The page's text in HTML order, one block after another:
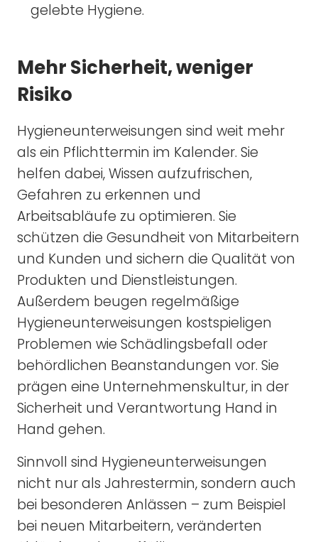
gelebte Hygiene.
Mehr Sicherheit, weniger
Risiko
Hygieneunterweisungen sind weit mehr
als ein Pflichttermin im Kalender. Sie
helfen dabei, Wissen aufzufrischen,
Gefahren zu erkennen und
Arbeitsabläufe zu optimieren. Sie
schützen die Gesundheit von Mitarbeitern
und Kunden und sichern die Qualität von
Produkten und Dienstleistungen.
Außerdem beugen regelmäßige
Hygieneunterweisungen kostspieligen
Problemen wie Schädlingsbefall oder
behördlichen Beanstandungen vor. Sie
prägen eine Unternehmenskultur, in der
Sicherheit und Verantwortung Hand in
Hand gehen.
Sinnvoll sind Hygieneunterweisungen
nicht nur als Jahrestermin, sondern auch
bei besonderen Anlässen – zum Beispiel
bei neuen Mitarbeitern, veränderten